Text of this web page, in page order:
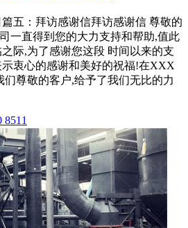
五：拜访感谢信拜访感谢信 尊敬的
一直得到您的大力支持和帮助,值此
际,为了感谢您这段 时间以来的支
衷心的感谢和美好的祝福!在XXX
们尊敬的客户,给予了我们无比的力
8511